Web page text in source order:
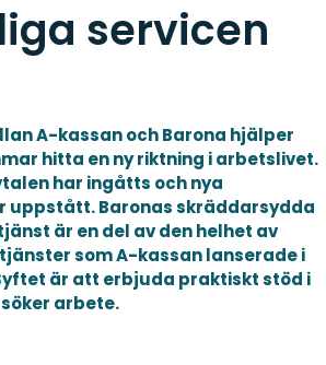
servicen
A-kassan och Barona hjälper
hitta en ny riktning i arbetslivet.
har ingåtts och nya
uppstått. Baronas skräddarsydda
är en del av den helhet av
som A-kassan lanserade i
är att erbjuda praktiskt stöd i
arbete.